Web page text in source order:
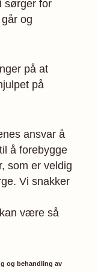
sørger for
og
på at
på
ansvar å
å forebygge
som er veldig
Vi snakker
være så
og behandling av